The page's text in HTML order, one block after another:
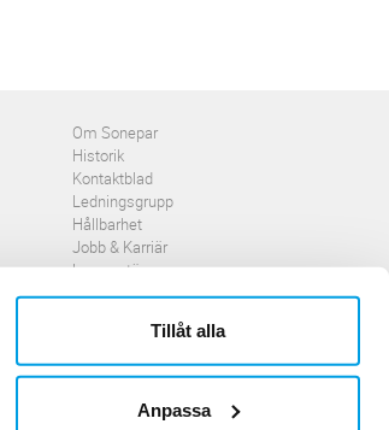
Tillåt alla
Anpassa
Om Sonepar
Historik
Kontaktblad
Ledningsgrupp
Hållbarhet
Jobb & Karriär
Leverantör
© 2026 - Sonepar (2026-08-04 11:21:18)